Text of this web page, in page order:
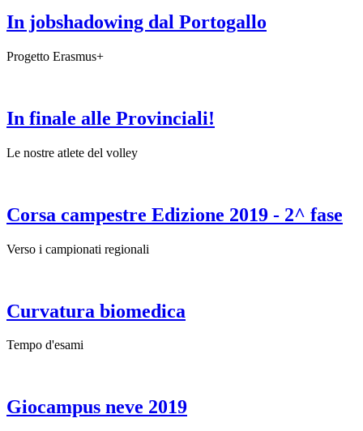
In jobshadowing dal Portogallo
Progetto Erasmus+
In finale alle Provinciali!
Le nostre atlete del volley
Corsa campestre Edizione 2019 - 2^ fase
Verso i campionati regionali
Curvatura biomedica
Tempo d'esami
Giocampus neve 2019